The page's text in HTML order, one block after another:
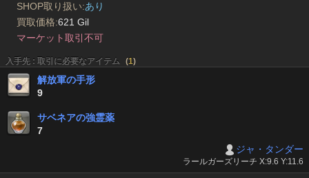
SHOP取り扱い:あり
買取価格:621 Gil
マーケット取引不可
入手先 : 取引に必要なアイテム (1)
解放軍の手形
9
サベネアの強霊薬
7
ジャ・タンダー
ラールガーズリーチ X:9.6 Y:11.6